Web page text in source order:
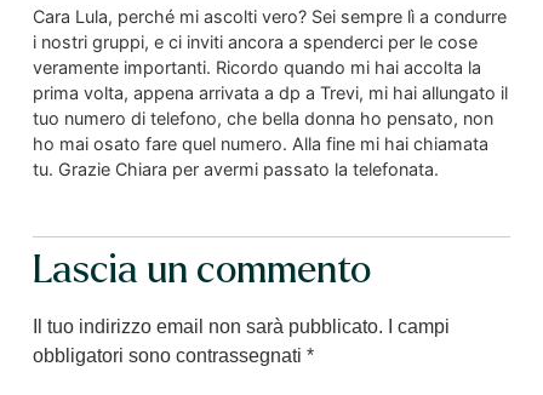
Cara Lula, perché mi ascolti vero? Sei sempre lì a condurre
i nostri gruppi, e ci inviti ancora a spenderci per le cose
veramente importanti. Ricordo quando mi hai accolta la
prima volta, appena arrivata a dp a Trevi, mi hai allungato il
tuo numero di telefono, che bella donna ho pensato, non
ho mai osato fare quel numero. Alla fine mi hai chiamata
tu. Grazie Chiara per avermi passato la telefonata.
Lascia un commento
Il tuo indirizzo email non sarà pubblicato.
I campi
obbligatori sono contrassegnati *